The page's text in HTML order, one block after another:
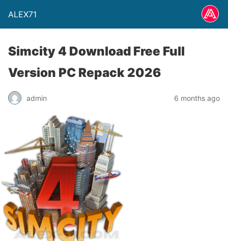
ALEX71
Simcity 4 Download Free Full
Version PC Repack 2026
admin 6 months ago